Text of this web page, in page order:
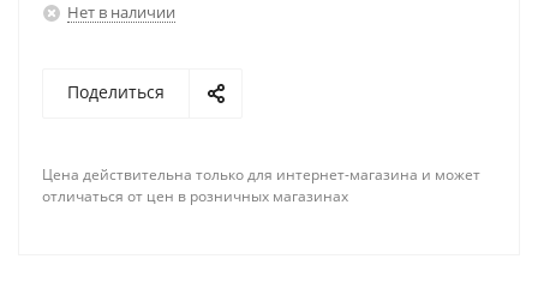
Нет в наличии
Поделиться
Цена действительна только для интернет-магазина и может
отличаться от цен в розничных магазинах